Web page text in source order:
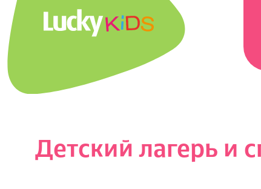
Перейти
содержимому
U
K
Детский лагерь и